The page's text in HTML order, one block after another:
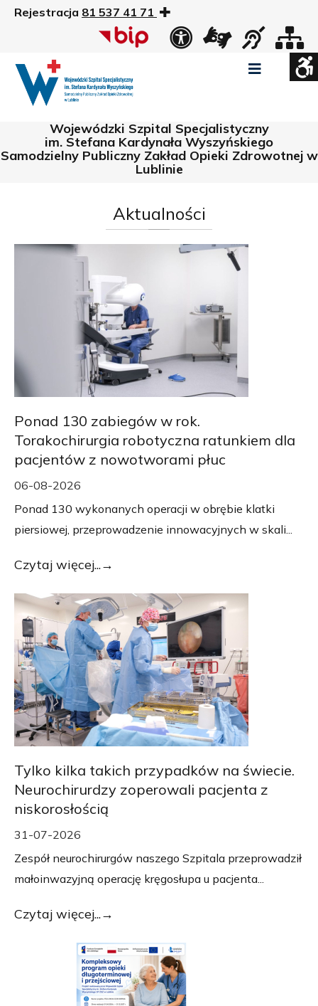
Rejestracja 81 537 41 71
Widok
-
biały
-
żółty
-
czarny
rozmiar
czcionki
rozmiar
czcionki
odstępy
pomiędzy
literami
rozmiar
czcionki
Wojewódzki Szpital Specjalistyczny
im. Stefana Kardynała Wyszyńskiego
Samodzielny Publiczny Zakład Opieki Zdrowotnej w
Lublinie
Aktualności
Ponad 130 zabiegów w rok.
Torakochirurgia robotyczna ratunkiem dla
pacjentów z nowotworami płuc
06-08-2026
Ponad 130 wykonanych operacji w obrębie klatki
piersiowej, przeprowadzenie innowacyjnych w skali...
Czytaj więcej...
Tylko kilka takich przypadków na świecie.
Neurochirurdzy zoperowali pacjenta z
niskorosłością
31-07-2026
Zespół neurochirurgów naszego Szpitala przeprowadził
małoinwazyjną operację kręgosłupa u pacjenta...
Czytaj więcej...